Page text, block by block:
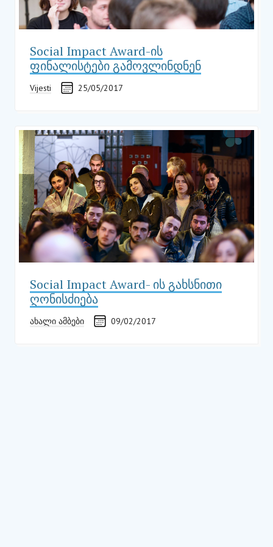
Social Impact Award-ის
ფინალისტები გამოვლინდნენ
Vijesti 25/05/2017
Social Impact Award- ის გახსნითი
ღონისძიება
ახალი ამბები 09/02/2017